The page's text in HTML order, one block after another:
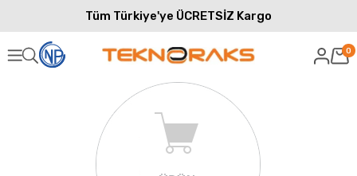
Tüm Türkiye'ye ÜCRETSİZ Kargo
0